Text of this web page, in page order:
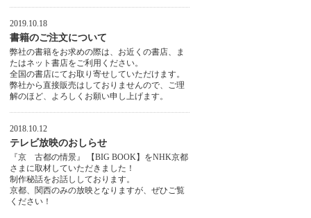
2019.10.18
書籍のご注文について
弊社の書籍をお求めの際は、お近くの書店、ま
たはネット書店をご利用ください。
全国の書店にてお取り寄せしていただけます。
弊社から直接販売はしておりませんので、ご理
解のほど、よろしくお願い申し上げます。
2018.10.12
テレビ放映のおしらせ
『京 古都の情景』 【BIG BOOK】をNHK京都
さまに取材していただきました！
制作秘話をお話ししております。
京都、関西のみの放映となりますが、ぜひご覧
ください！